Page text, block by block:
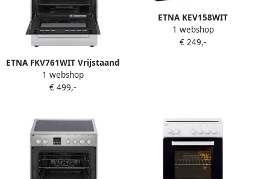
ETNA FKV761WIT Vrijstaand
keramisch fornuis Wit
Elektrische oven met
1 webshop
€ 499,-
ETNA KEV158WIT
Vrijstaande Elektrische
Kookplaat
1 webshop
€ 249,-